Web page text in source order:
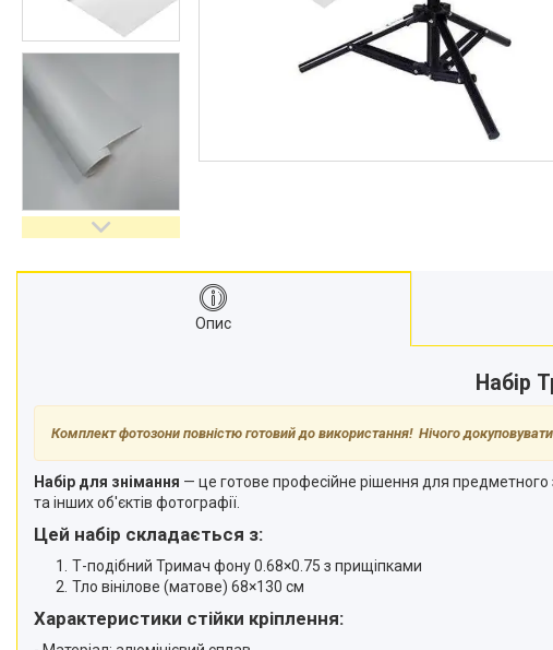
Лайтбокси, фотобокси
Кільцеві лампи, товари для
Підсвічування, накамерне
світло
відеокамер
Стедіками, стабілізатори
Моноподи
Лінзи-об'єктиви для
Сумки для студійного
обладнання
Перехідники для фототехніки і
адаптери
Мікрофони, стійки, пантографи
Міні вітрові машини
Генератори диму
Аксесуари для фото-
відеозйомки
Опис
Набір
Комплект фотозони повністю готовий до використання! Нічого
Набір для знімання — це готове професійне рішення для предметного
та інших об'єктів фотографії.
Цей набір складається з:
Т-подібний Тримач фону 0.68×0.75 з прищіпками
Тло вінілове (матове) 68×130 см
Характеристики стійки кріплення: